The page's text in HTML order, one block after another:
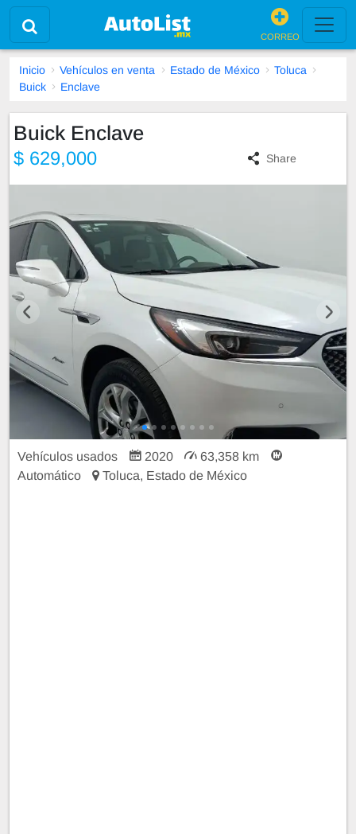
CORREO
Inicio Vehículos en venta Estado de México
Toluca
Buick
Enclave
Buick Enclave
$ 629,000 Share
Vehículos usados 2020
63,358 km
Automático
Toluca, Estado de México